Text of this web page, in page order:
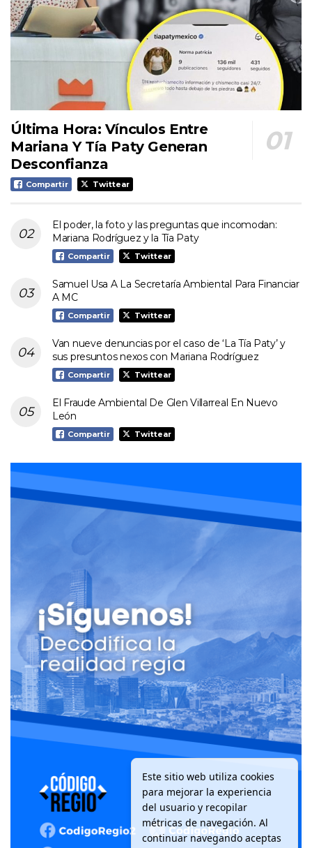
Última Hora: Vínculos Entre
Mariana Y Tía Paty Generan
Desconfianza
Compartir Twittear
El poder, la foto y las preguntas que incomodan:
Mariana Rodríguez y la Tía Paty
Compartir Twittear
Samuel Usa A La Secretaría Ambiental Para Financiar
A MC
Compartir Twittear
Van nueve denuncias por el caso de ‘La Tía Paty’ y
sus presuntos nexos con Mariana Rodríguez
Compartir Twittear
El Fraude Ambiental De Glen Villarreal En Nuevo
León
Compartir Twittear
Este sitio web utiliza cookies
para mejorar la experiencia
del usuario y recopilar
métricas de navegación. Al
continuar navegando aceptas